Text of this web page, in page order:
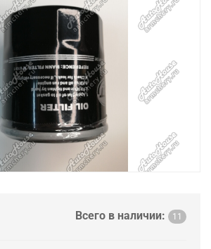
Всего в наличии: 11